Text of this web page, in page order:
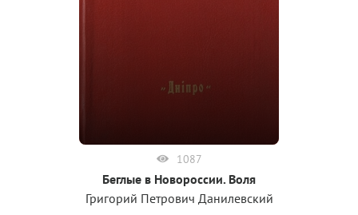
1087
Беглые в Новороссии. Воля
Григорий Петрович Данилевский